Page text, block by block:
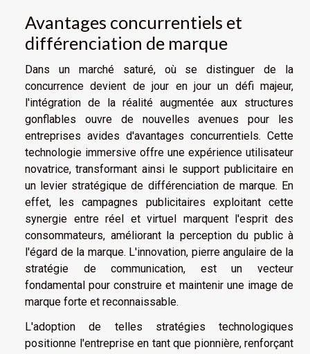
Avantages concurrentiels et
différenciation de marque
Dans un marché saturé, où se distinguer de la
concurrence devient de jour en jour un défi majeur,
l'intégration de la réalité augmentée aux structures
gonflables ouvre de nouvelles avenues pour les
entreprises avides d'avantages concurrentiels. Cette
technologie immersive offre une expérience utilisateur
novatrice, transformant ainsi le support publicitaire en
un levier stratégique de différenciation de marque. En
effet, les campagnes publicitaires exploitant cette
synergie entre réel et virtuel marquent l'esprit des
consommateurs, améliorant la perception du public à
l'égard de la marque. L'innovation, pierre angulaire de la
stratégie de communication, est un vecteur
fondamental pour construire et maintenir une image de
marque forte et reconnaissable.
L'adoption de telles stratégies technologiques
positionne l'entreprise en tant que pionnière, renforçant